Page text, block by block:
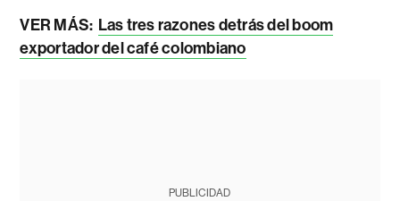
VER MÁS: Las tres razones detrás del boom
exportador del café colombiano
PUBLICIDAD